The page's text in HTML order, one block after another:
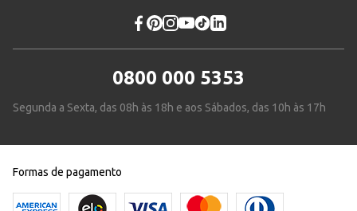
0800 000 5353
Segunda a Sexta, das 08h às 18h e aos Sábados, das 10h às 17h
Formas de pagamento